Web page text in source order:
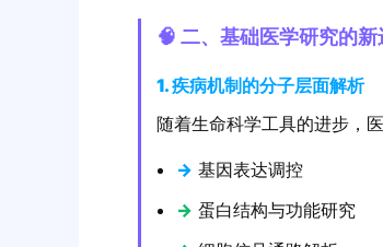
🧠 二、基础医学研究的新
1. 疾病机制的分子层面解析
随着生命科学工具的进步，
→ 基因表达调控
→ 蛋白结构与功能研究